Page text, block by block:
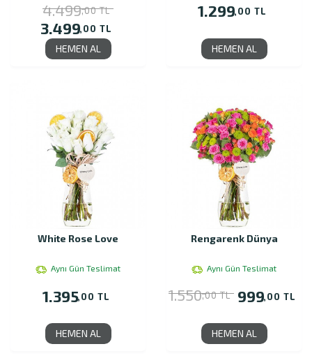
4.499,00 TL
3.499,00 TL
HEMEN AL
1.299,00 TL
HEMEN AL
White Rose Love
Aynı Gün Teslimat
1.395,00 TL
HEMEN AL
Rengarenk Dünya
Aynı Gün Teslimat
1.550,00 TL 999,00 TL
HEMEN AL